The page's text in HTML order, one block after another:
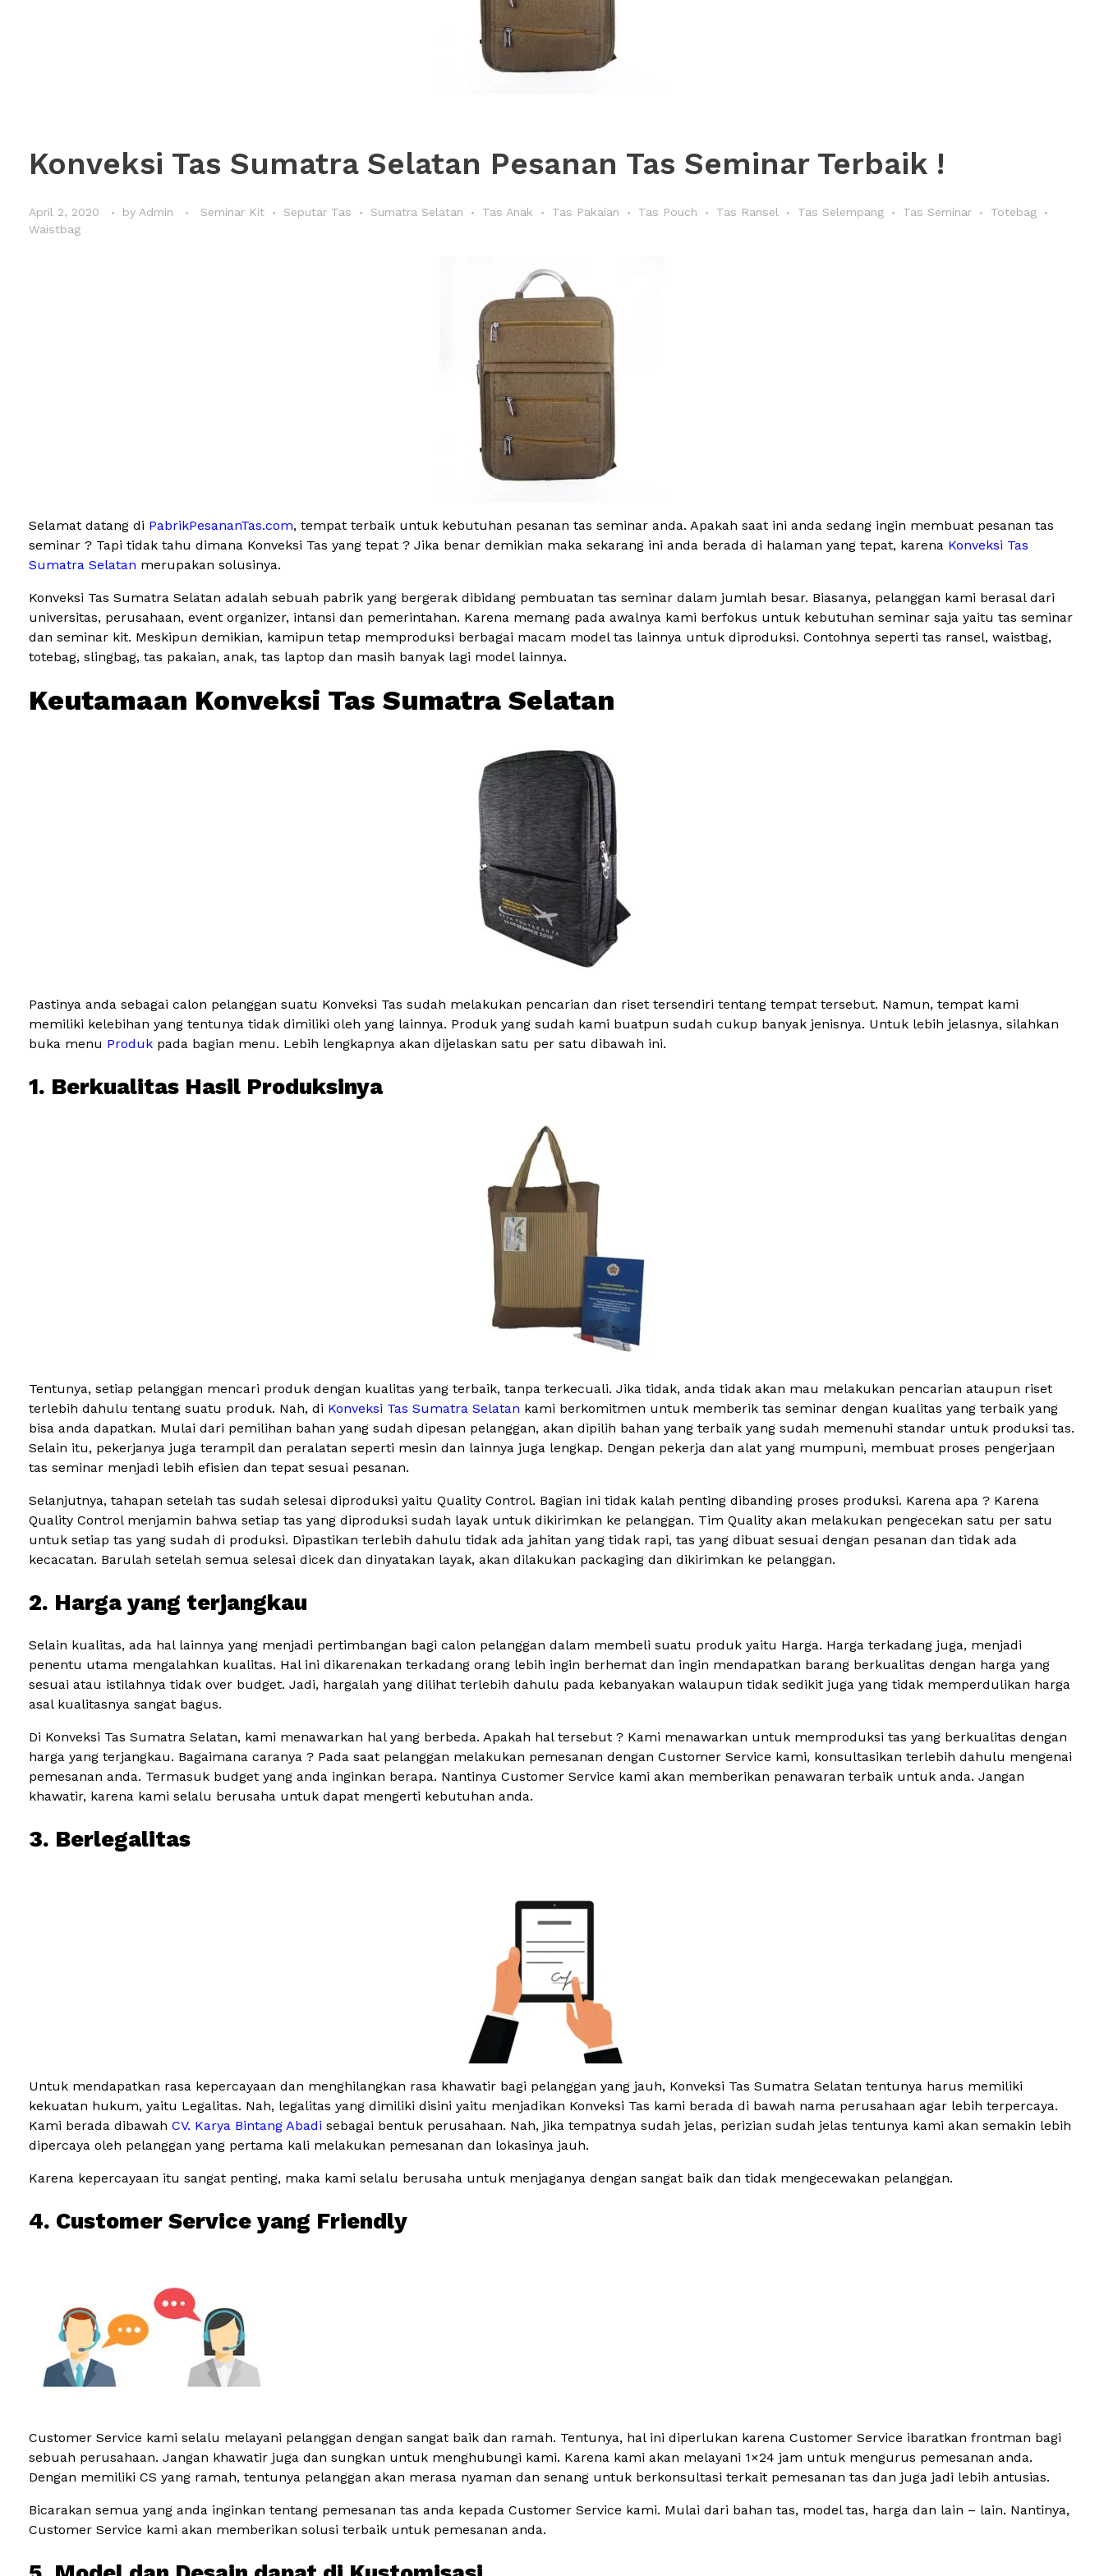
Konveksi Tas Sumatra Selatan Pesanan Tas Seminar Terbaik !
April 2, 2020 by Admin Seminar Kit Seputar Tas Sumatra Selatan Tas Anak Tas Pakaian Tas Pouch Tas Ransel Tas Selempang Tas Seminar
Totebag
Waistbag
Selamat datang di PabrikPesananTas.com, tempat terbaik untuk kebutuhan pesanan tas seminar anda. Apakah saat ini anda sedang ingin membuat pesanan tas
seminar ? Tapi tidak tahu dimana Konveksi Tas yang tepat ? Jika benar demikian maka sekarang ini anda berada di halaman yang tepat, karena Konveksi Tas
Sumatra Selatan merupakan solusinya.
Konveksi Tas Sumatra Selatan adalah sebuah pabrik yang bergerak dibidang pembuatan tas seminar dalam jumlah besar. Biasanya, pelanggan kami berasal dari
universitas, perusahaan, event organizer, intansi dan pemerintahan. Karena memang pada awalnya kami berfokus untuk kebutuhan seminar saja yaitu tas seminar
dan seminar kit. Meskipun demikian, kamipun tetap memproduksi berbagai macam model tas lainnya untuk diproduksi. Contohnya seperti tas ransel, waistbag,
totebag, slingbag, tas pakaian, anak, tas laptop dan masih banyak lagi model lainnya.
Keutamaan Konveksi Tas Sumatra Selatan
Pastinya anda sebagai calon pelanggan suatu Konveksi Tas sudah melakukan pencarian dan riset tersendiri tentang tempat tersebut. Namun, tempat kami
memiliki kelebihan yang tentunya tidak dimiliki oleh yang lainnya. Produk yang sudah kami buatpun sudah cukup banyak jenisnya. Untuk lebih jelasnya, silahkan
buka menu Produk pada bagian menu. Lebih lengkapnya akan dijelaskan satu per satu dibawah ini.
1. Berkualitas Hasil Produksinya
Tentunya, setiap pelanggan mencari produk dengan kualitas yang terbaik, tanpa terkecuali. Jika tidak, anda tidak akan mau melakukan pencarian ataupun riset
terlebih dahulu tentang suatu produk. Nah, di Konveksi Tas Sumatra Selatan kami berkomitmen untuk memberik tas seminar dengan kualitas yang terbaik yang
bisa anda dapatkan. Mulai dari pemilihan bahan yang sudah dipesan pelanggan, akan dipilih bahan yang terbaik yang sudah memenuhi standar untuk produksi tas.
Selain itu, pekerjanya juga terampil dan peralatan seperti mesin dan lainnya juga lengkap. Dengan pekerja dan alat yang mumpuni, membuat proses pengerjaan
tas seminar menjadi lebih efisien dan tepat sesuai pesanan.
Selanjutnya, tahapan setelah tas sudah selesai diproduksi yaitu Quality Control. Bagian ini tidak kalah penting dibanding proses produksi. Karena apa ? Karena
Quality Control menjamin bahwa setiap tas yang diproduksi sudah layak untuk dikirimkan ke pelanggan. Tim Quality akan melakukan pengecekan satu per satu
untuk setiap tas yang sudah di produksi. Dipastikan terlebih dahulu tidak ada jahitan yang tidak rapi, tas yang dibuat sesuai dengan pesanan dan tidak ada
kecacatan. Barulah setelah semua selesai dicek dan dinyatakan layak, akan dilakukan packaging dan dikirimkan ke pelanggan.
2. Harga yang terjangkau
Selain kualitas, ada hal lainnya yang menjadi pertimbangan bagi calon pelanggan dalam membeli suatu produk yaitu Harga. Harga terkadang juga, menjadi
penentu utama mengalahkan kualitas. Hal ini dikarenakan terkadang orang lebih ingin berhemat dan ingin mendapatkan barang berkualitas dengan harga yang
sesuai atau istilahnya tidak over budget. Jadi, hargalah yang dilihat terlebih dahulu pada kebanyakan walaupun tidak sedikit juga yang tidak memperdulikan harga
asal kualitasnya sangat bagus.
Di Konveksi Tas Sumatra Selatan, kami menawarkan hal yang berbeda. Apakah hal tersebut ? Kami menawarkan untuk memproduksi tas yang berkualitas dengan
harga yang terjangkau. Bagaimana caranya ? Pada saat pelanggan melakukan pemesanan dengan Customer Service kami, konsultasikan terlebih dahulu mengenai
pemesanan anda. Termasuk budget yang anda inginkan berapa. Nantinya Customer Service kami akan memberikan penawaran terbaik untuk anda. Jangan
khawatir, karena kami selalu berusaha untuk dapat mengerti kebutuhan anda.
3. Berlegalitas
Untuk mendapatkan rasa kepercayaan dan menghilangkan rasa khawatir bagi pelanggan yang jauh, Konveksi Tas Sumatra Selatan tentunya harus memiliki
kekuatan hukum, yaitu Legalitas. Nah, legalitas yang dimiliki disini yaitu menjadikan Konveksi Tas kami berada di bawah nama perusahaan agar lebih terpercaya.
Kami berada dibawah CV. Karya Bintang Abadi sebagai bentuk perusahaan. Nah, jika tempatnya sudah jelas, perizian sudah jelas tentunya kami akan semakin lebih
dipercaya oleh pelanggan yang pertama kali melakukan pemesanan dan lokasinya jauh.
Karena kepercayaan itu sangat penting, maka kami selalu berusaha untuk menjaganya dengan sangat baik dan tidak mengecewakan pelanggan.
4. Customer Service yang Friendly
Customer Service kami selalu melayani pelanggan dengan sangat baik dan ramah. Tentunya, hal ini diperlukan karena Customer Service ibaratkan frontman bagi
sebuah perusahaan. Jangan khawatir juga dan sungkan untuk menghubungi kami. Karena kami akan melayani 1×24 jam untuk mengurus pemesanan anda.
Dengan memiliki CS yang ramah, tentunya pelanggan akan merasa nyaman dan senang untuk berkonsultasi terkait pemesanan tas dan juga jadi lebih antusias.
Bicarakan semua yang anda inginkan tentang pemesanan tas anda kepada Customer Service kami. Mulai dari bahan tas, model tas, harga dan lain – lain. Nantinya,
Customer Service kami akan memberikan solusi terbaik untuk pemesanan anda.